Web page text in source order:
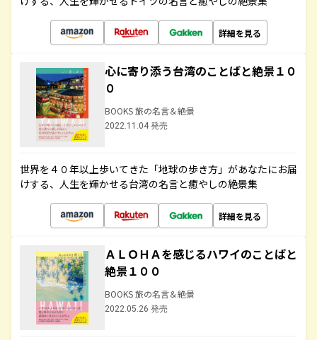
詳細を見る
心に寄り添う台湾のことばと絶景１０
０
BOOKS 旅の名言＆絶景
2022.11.04 発売
世界を４０年以上歩いてきた「地球の歩き方」があなたにお届
けする、人生を輝かせる台湾の名言と癒やしの絶景集
詳細を見る
ＡＬＯＨＡを感じるハワイのことばと
絶景１００
BOOKS 旅の名言＆絶景
2022.05.26 発売